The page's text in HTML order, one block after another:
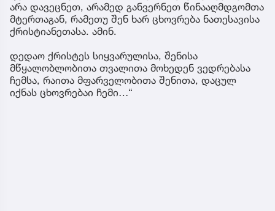
არა დავეცნეთ, არამედ განვერნეთ წინააღმდგომთა
მტერთაგან, რამეთუ შენ ხარ ცხოვრება ნათესავისა
ქრისტიანეთასა. ამინ.
დედაო ქრისტეს სიყვარულისა, შენისა
მწყალობლობითა თვალითა მოხედენ ვედრებასა
ჩემსა, რაითა მფარველობითა შენითა, დაცულ
იქნას ცხოვრებაი ჩემი…“